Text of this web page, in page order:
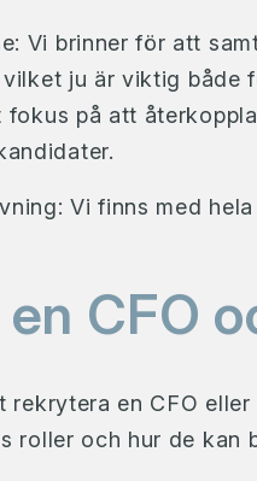
Vi brinner för att
ju är viktig både
på att
Vi finns med
CFO
rekrytera en CFO eller
roller och hur de kan